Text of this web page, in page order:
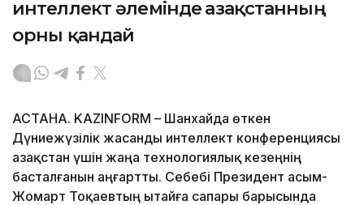
интеллект әлемінде Қазақстанның
орны қандай
АСТАНА. KAZINFORM – Шанхайда өткен
Дүниежүзілік жасанды интеллект конференциясы
Қазақстан үшін жаңа технологиялық кезеңнің
басталғанын аңғартты. Себебі Президент Қасым-
Жомарт Тоқаевтың Қытайға сапары барысында